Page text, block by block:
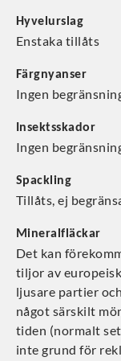
Hyvelurslag
Enstaka tillåts
Färgnyanser
Ingen
Insektsskador
Ingen
Spackling
Tillåts, ej
Mineralfläckar
Det kan
tiljor av
ljusare partier
något särskilt
tiden (normalt
inte grund för